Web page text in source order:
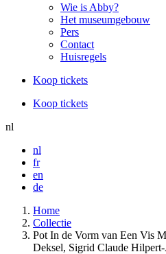
Wie is Abby?
Het museumgebouw
Pers
Contact
Huisregels
Koop tickets
Koop tickets
nl
nl
fr
en
de
Home
Collectie
Pot In de Vorm van Een Vis
Deksel, Sigrid Claude